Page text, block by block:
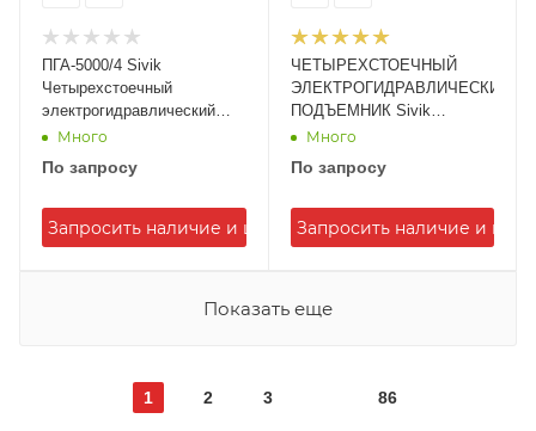
ПГА-5000/4 Sivik
Четырехстоечный
электрогидравлический
подъёмник для сход-
Много
По запросу
Запросить наличие и цену
ЧЕТЫРЕХСТОЕЧНЫЙ
ЭЛЕКТРОГИДРАВЛИЧЕСКИЙ
ПОДЪЕМНИК Sivik
ПГА-5000/4
Много
По запросу
Запросить наличие и цену
Показать еще
1 2 3 86